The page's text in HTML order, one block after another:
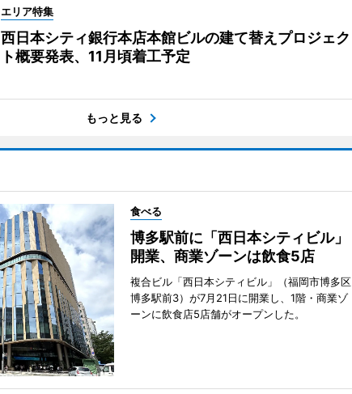
エリア特集
西日本シティ銀行本店本館ビルの建て替えプロジェク
ト概要発表、11月頃着工予定
もっと見る
食べる
博多駅前に「西日本シティビル」
開業、商業ゾーンは飲食5店
複合ビル「西日本シティビル」（福岡市博多区
博多駅前3）が7月21日に開業し、1階・商業ゾ
ーンに飲食店5店舗がオープンした。